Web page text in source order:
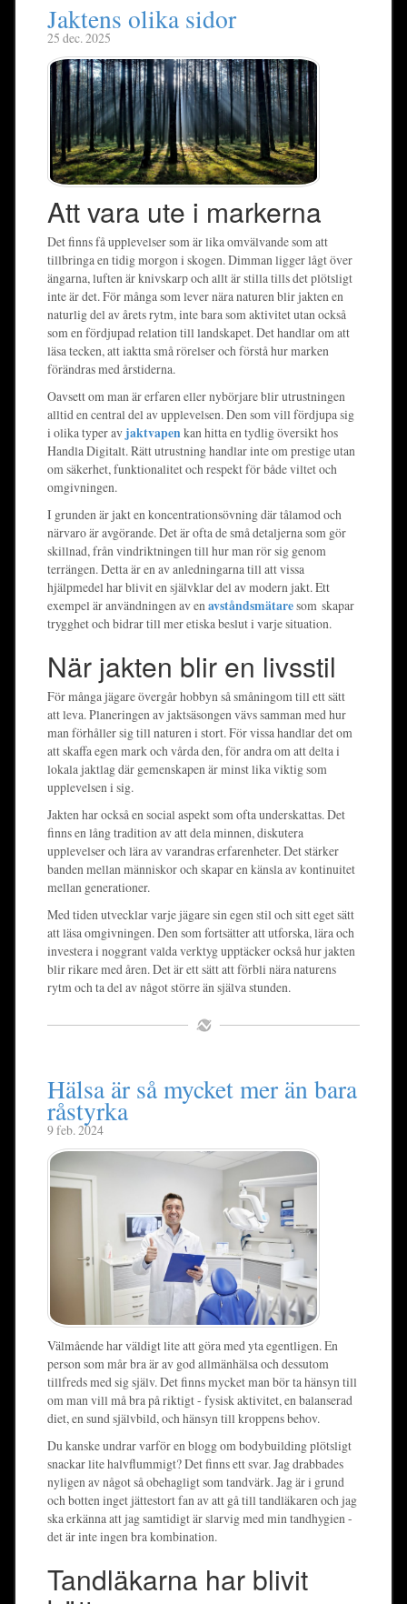
Jaktens olika sidor
25 dec. 2025
Att vara ute i markerna
Det finns få upplevelser som är lika omvälvande som att
tillbringa en tidig morgon i skogen. Dimman ligger lågt över
ängarna, luften är knivskarp och allt är stilla tills det plötsligt
inte är det. För många som lever nära naturen blir jakten en
naturlig del av årets rytm, inte bara som aktivitet utan också
som en fördjupad relation till landskapet. Det handlar om att
läsa tecken, att iaktta små rörelser och förstå hur marken
förändras med årstiderna.
Oavsett om man är erfaren eller nybörjare blir utrustningen
alltid en central del av upplevelsen. Den som vill fördjupa sig
i olika typer av jaktvapenkan hitta en tydlig översikt hos
Handla Digitalt. Rätt utrustning handlar inte om prestige utan
om säkerhet, funktionalitet och respekt för både viltet och
omgivningen.
I grunden är jakt en koncentrationsövning där tålamod och
närvaro är avgörande. Det är ofta de små detaljerna som gör
skillnad, från vindriktningen till hur man rör sig genom
terrängen. Detta är en av anledningarna till att vissa
hjälpmedel har blivit en självklar del av modern jakt. Ett
exempel är användningen av enavståndsmätaresom skapar
trygghet och bidrar till mer etiska beslut i varje situation.
När jakten blir en livsstil
För många jägare övergår hobbyn så småningom till ett sätt
att leva. Planeringen av jaktsäsongen vävs samman med hur
man förhåller sig till naturen i stort. För vissa handlar det om
att skaffa egen mark och vårda den, för andra om att delta i
lokala jaktlag där gemenskapen är minst lika viktig som
upplevelsen i sig.
Jakten har också en social aspekt som ofta underskattas. Det
finns en lång tradition av att dela minnen, diskutera
upplevelser och lära av varandras erfarenheter. Det stärker
banden mellan människor och skapar en känsla av kontinuitet
mellan generationer.
Med tiden utvecklar varje jägare sin egen stil och sitt eget sätt
att läsa omgivningen. Den som fortsätter att utforska, lära och
investera i noggrant valda verktyg upptäcker också hur jakten
blir rikare med åren. Det är ett sätt att förbli nära naturens
rytm och ta del av något större än själva stunden.
Hälsa är så mycket mer än bara
råstyrka
9 feb. 2024
Välmående har väldigt lite att göra med yta egentligen. En
person som mår bra är av god allmänhälsa och dessutom
tillfreds med sig själv. Det finns mycket man bör ta hänsyn till
om man vill må bra på riktigt - fysisk aktivitet, en balanserad
diet, en sund självbild, och hänsyn till kroppens behov.
Du kanske undrar varför en blogg om bodybuilding plötsligt
snackar lite halvflummigt? Det finns ett svar. Jag drabbades
nyligen av något så obehagligt som tandvärk. Jag är i grund
och botten inget jättestort fan av att gå till tandläkaren och jag
ska erkänna att jag samtidigt är slarvig med min tandhygien -
det är inte ingen bra kombination.
Tandläkarna har blivit